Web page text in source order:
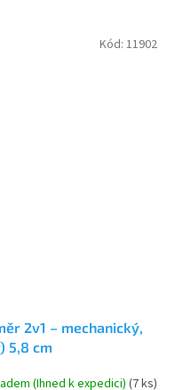
2v1 – mechanický,
5,8 cm
(Ihned k expedici)(7 ks)
Kód: 11902